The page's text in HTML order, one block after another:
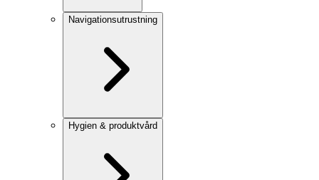
Navigationsutrustning
Hygien & produktvård